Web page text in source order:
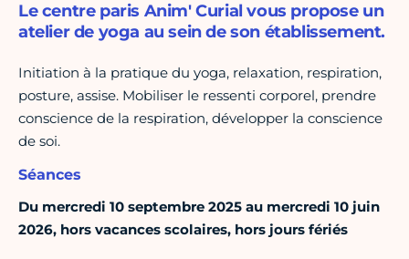
Le centre paris Anim' Curial vous propose un
atelier de yoga au sein de son établissement.
Initiation à la pratique du yoga, relaxation, respiration,
posture, assise. Mobiliser le ressenti corporel, prendre
conscience de la respiration, développer la conscience
de soi.
Séances
Du mercredi 10 septembre 2025 au mercredi 10 juin
2026, hors vacances scolaires, hors jours fériés